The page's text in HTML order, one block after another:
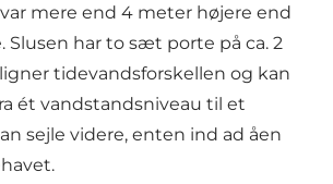
mere end 4 meter højere end
Slusen har to sæt porte på ca. 2
tidevandsforskellen og kan
ét vandstandsniveau til et
sejle videre, enten ind ad åen